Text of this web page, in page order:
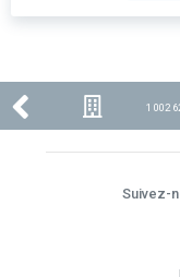
1 002
Suivez-